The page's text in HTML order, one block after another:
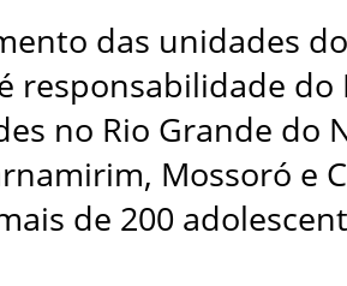
das unidades
responsabilidade do
no Rio Grande do
Mossoró e
de 200